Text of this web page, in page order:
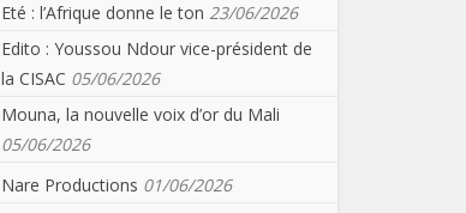
Eté : l’Afrique donne le ton 23/06/2026
Edito : Youssou Ndour vice-président de
la CISAC 05/06/2026
Mouna, la nouvelle voix d’or du Mali
05/06/2026
Nare Productions 01/06/2026